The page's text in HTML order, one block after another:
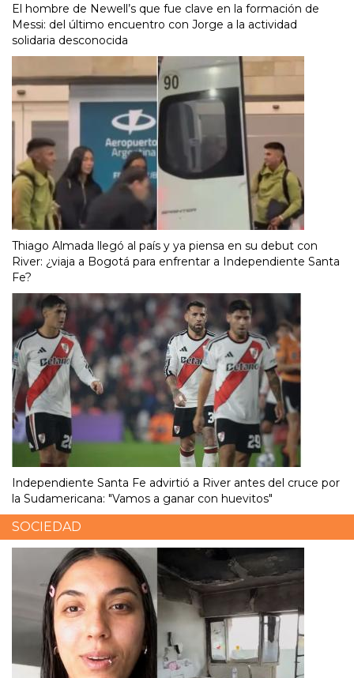
El hombre de Newell’s que fue clave en la formación de
Messi: del último encuentro con Jorge a la actividad
solidaria desconocida
Thiago Almada llegó al país y ya piensa en su debut con
River: ¿viaja a Bogotá para enfrentar a Independiente Santa
Fe?
Independiente Santa Fe advirtió a River antes del cruce por
la Sudamericana: "Vamos a ganar con huevitos"
SOCIEDAD